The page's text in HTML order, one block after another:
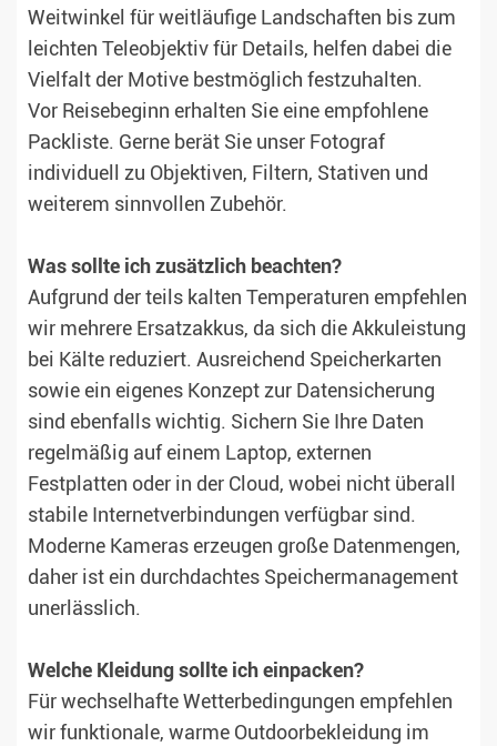
Weitwinkel für weitläufige Landschaften bis zum
leichten Teleobjektiv für Details, helfen dabei die
Vielfalt der Motive bestmöglich festzuhalten.
Vor Reisebeginn erhalten Sie eine empfohlene
Packliste. Gerne berät Sie unser Fotograf
individuell zu Objektiven, Filtern, Stativen und
weiterem sinnvollen Zubehör.
Was sollte ich zusätzlich beachten?
Aufgrund der teils kalten Temperaturen empfehlen
wir mehrere Ersatzakkus, da sich die Akkuleistung
bei Kälte reduziert. Ausreichend Speicherkarten
sowie ein eigenes Konzept zur Datensicherung
sind ebenfalls wichtig. Sichern Sie Ihre Daten
regelmäßig auf einem Laptop, externen
Festplatten oder in der Cloud, wobei nicht überall
stabile Internetverbindungen verfügbar sind.
Moderne Kameras erzeugen große Datenmengen,
daher ist ein durchdachtes Speichermanagement
unerlässlich.
Welche Kleidung sollte ich einpacken?
Für wechselhafte Wetterbedingungen empfehlen
wir funktionale, warme Outdoorbekleidung im